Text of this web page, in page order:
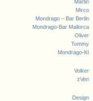
Martin
Mirco
Mondrago – Bar Berlin
Mondrago-Bar Mallorca
Oliver
Tommy
Mondrago-KI
Volker
zVen
Design